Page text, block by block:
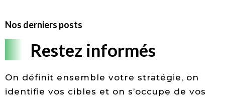
Nos derniers posts
Restez informés
On définit ensemble votre stratégie, on
identifie vos cibles et on s’occupe de vos